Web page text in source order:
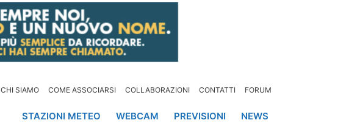
CHI SIAMO COME ASSOCIARSI COLLABORAZIONI CONTATTI FORUM
STAZIONI METEO WEBCAM PREVISIONI NEWS